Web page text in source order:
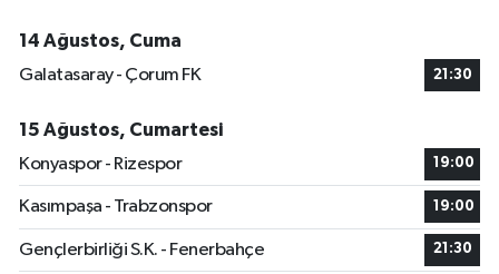
14 Ağustos, Cuma
Galatasaray - Çorum FK
21:30
15 Ağustos, Cumartesi
Konyaspor - Rizespor
19:00
Kasımpaşa - Trabzonspor 19:00
Gençlerbirliği S.K. - Fenerbahçe 21:30